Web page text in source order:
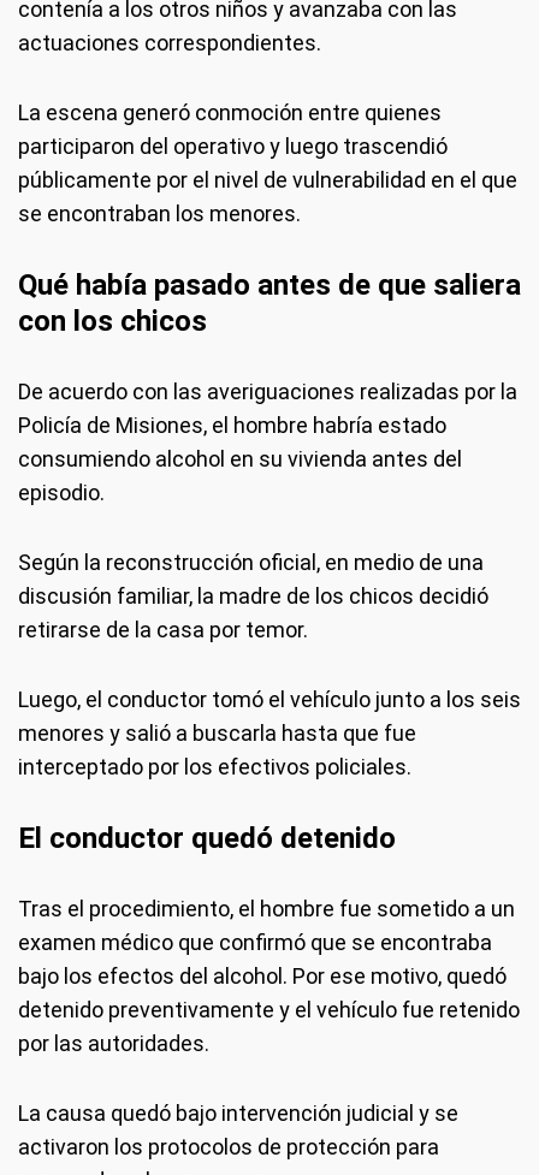
contenía a los otros niños y avanzaba con las
actuaciones correspondientes.
La escena generó conmoción entre quienes
participaron del operativo y luego trascendió
públicamente por el nivel de vulnerabilidad en el que
se encontraban los menores.
Qué había pasado antes de que saliera
con los chicos
De acuerdo con las averiguaciones realizadas por la
Policía de Misiones, el hombre habría estado
consumiendo alcohol en su vivienda antes del
episodio.
Según la reconstrucción oficial, en medio de una
discusión familiar, la madre de los chicos decidió
retirarse de la casa por temor.
Luego, el conductor tomó el vehículo junto a los seis
menores y salió a buscarla hasta que fue
interceptado por los efectivos policiales.
El conductor quedó detenido
Tras el procedimiento, el hombre fue sometido a un
examen médico que confirmó que se encontraba
bajo los efectos del alcohol. Por ese motivo, quedó
detenido preventivamente y el vehículo fue retenido
por las autoridades.
La causa quedó bajo intervención judicial y se
activaron los protocolos de protección para